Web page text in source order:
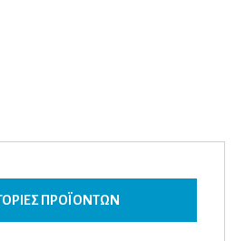
ΠΡΟΪΌΝΤΩΝ